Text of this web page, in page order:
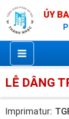
Nhảy
tới
nội
dung
ỦY
LỄ DÂNG
Imprimatur: